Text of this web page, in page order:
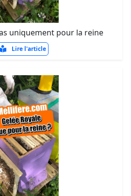
uniquement pour la reine
Lire l'article